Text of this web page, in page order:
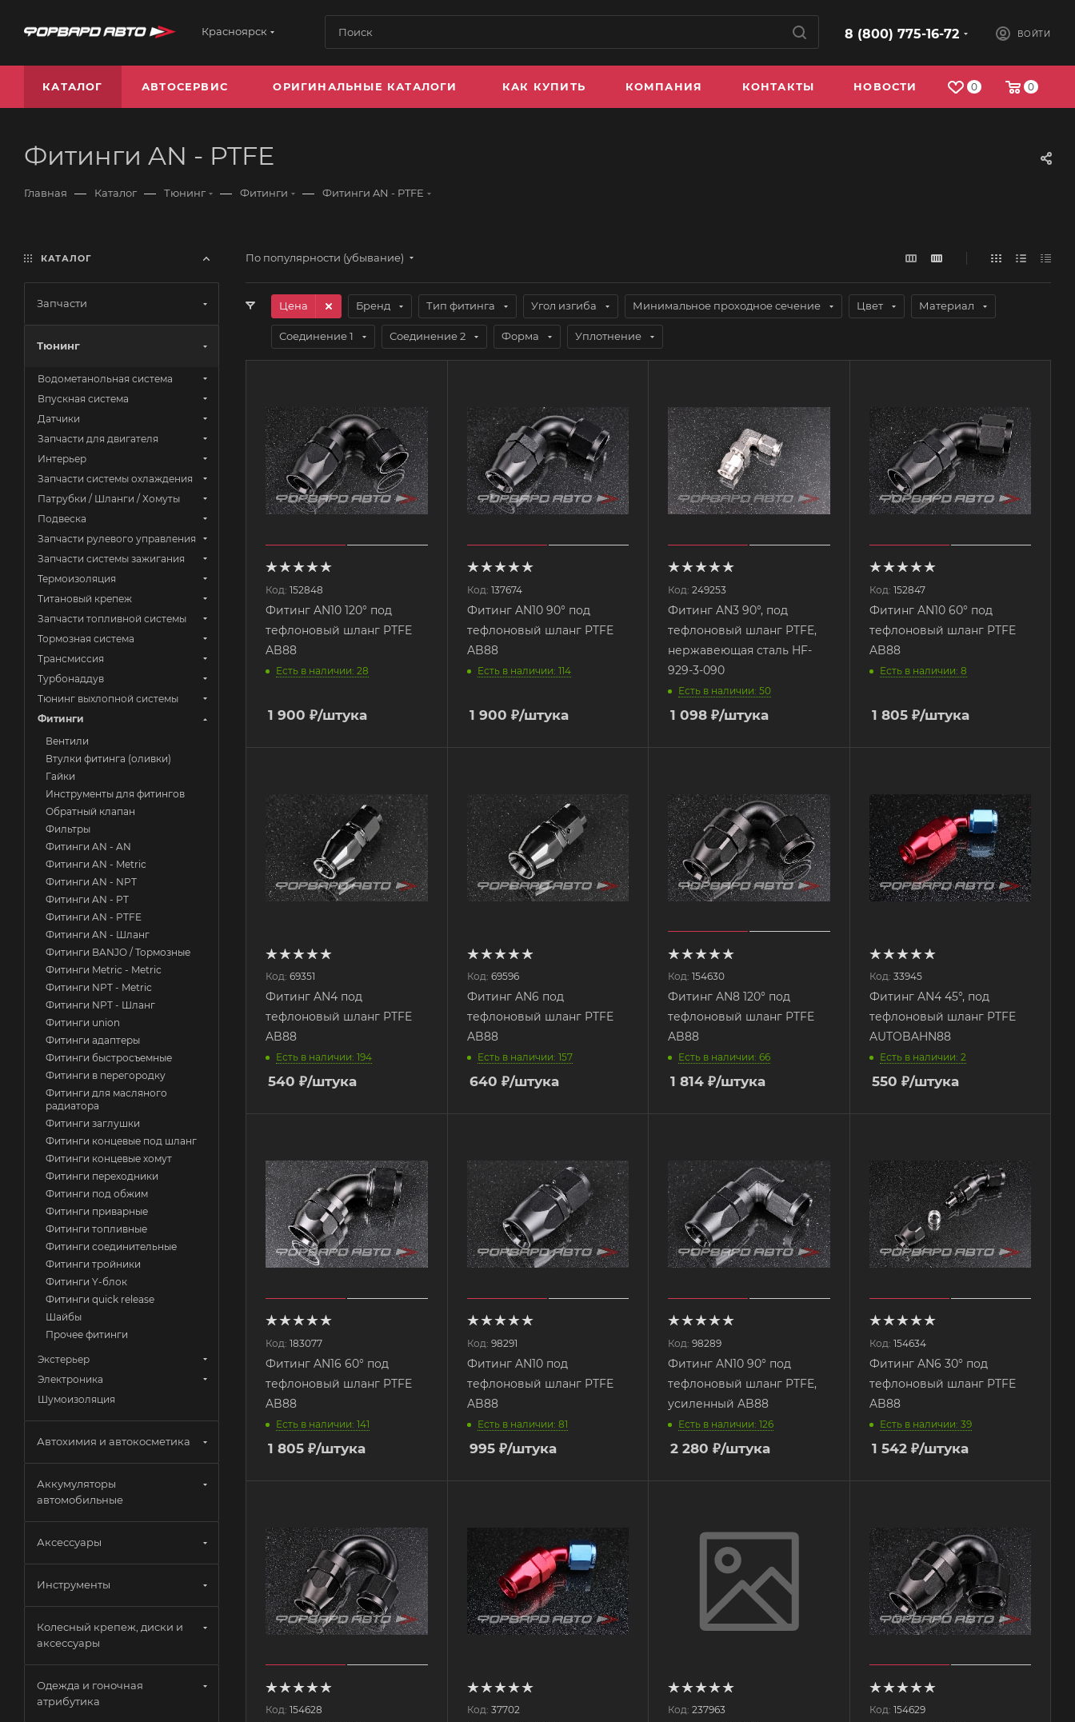
Красноярск 8 (800) 775-16-72 ВОЙТИ
0 0
КАТАЛОГ АВТОСЕРВИС ОРИГИНАЛЬНЫЕ КАТАЛОГИ КАК КУПИТЬ КОМПАНИЯ КОНТАКТЫ НОВОСТИ
Фитинги AN - PTFE
Главная — Каталог — Тюнинг — Фитинги — Фитинги AN - PTFE
По популярности (убывание)
Цена Бренд Тип фитинга Угол изгиба Минимальное проходное сечение Цвет Материал
Соединение 1 Соединение 2 Форма Уплотнение
Код: 152848
Фитинг AN10 120° под
тефлоновый шланг PTFE
AB88
Есть в наличии: 28
1 900 ₽/штука
Код: 137674
Фитинг AN10 90° под
тефлоновый шланг PTFE
AB88
Есть в наличии: 114
1 900 ₽/штука
Код: 249253
Фитинг AN3 90°, под
тефлоновый шланг PTFE,
нержавеющая сталь HF-
929-3-090
Есть в наличии: 50
1 098 ₽/штука
Код: 152847
Фитинг AN10 60° под
тефлоновый шланг PTFE
AB88
Есть в наличии: 8
1 805₽/штука
Код: 69351
Фитинг AN4 под
тефлоновый шланг PTFE
AB88
Есть в наличии: 194
540 ₽/штука
Код: 69596
Фитинг AN6 под
тефлоновый шланг PTFE
AB88
Есть в наличии: 157
640 ₽/штука
Код: 154630
Фитинг AN8 120° под
тефлоновый шланг PTFE
AB88
Есть в наличии: 66
1 814 ₽/штука
Код: 33945
Фитинг AN4 45°, под
тефлоновый шланг PTFE
AUTOBAHN88
Есть в наличии: 2
550 ₽/штука
Код: 183077
Фитинг AN16 60° под
тефлоновый шланг PTFE
AB88
Есть в наличии: 141
1 805 ₽/штука
Код: 98291
Фитинг AN10 под
тефлоновый шланг PTFE
AB88
Есть в наличии: 81
995₽/штука
Код: 98289
Фитинг AN10 90° под
тефлоновый шланг PTFE,
усиленный AB88
Есть в наличии: 126
2 280 ₽/штука
Код: 154634
Фитинг AN6 30° под
тефлоновый шланг PTFE
AB88
Есть в наличии: 39
1 542₽/штука
Код: 154628 Код: 37702 Код: 237963 Код: 154629
КАТАЛОГ
Запчасти
Тюнинг
Водометанольная система
Впускная система
Датчики
Запчасти для двигателя
Интерьер
Запчасти системы охлаждения
Патрубки / Шланги / Хомуты
Подвеска
Запчасти рулевого управления
Запчасти системы зажигания
Термоизоляция
Титановый крепеж
Запчасти топливной системы
Тормозная система
Трансмиссия
Турбонаддув
Тюнинг выхлопной системы
Фитинги
Вентили
Втулки фитинга (оливки)
Гайки
Инструменты для фитингов
Обратный клапан
Фильтры
Фитинги AN - AN
Фитинги AN - Metric
Фитинги AN - NPT
Фитинги AN - PT
Фитинги AN - PTFE
Фитинги AN - Шланг
Фитинги BANJO / Тормозные
Фитинги Metric - Metric
Фитинги NPT - Metric
Фитинги NPT - Шланг
Фитинги union
Фитинги адаптеры
Фитинги быстросъемные
Фитинги в перегородку
Фитинги для масляного
радиатора
Фитинги заглушки
Фитинги концевые под шланг
Фитинги концевые хомут
Фитинги переходники
Фитинги под обжим
Фитинги приварные
Фитинги топливные
Фитинги соединительные
Фитинги тройники
Фитинги Y-блок
Фитинги quick release
Шайбы
Прочее фитинги
Экстерьер
Электроника
Шумоизоляция
Автохимия и автокосметика
Аккумуляторы
автомобильные
Аксессуары
Инструменты
Колесный крепеж, диски и
аксессуары
Одежда и гоночная
атрибутика